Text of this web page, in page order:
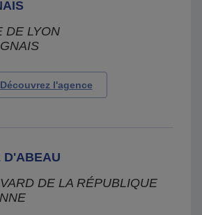
DE LYON
Découvrez l'agence
D'ABEAU
DE LA RÉPUBLIQUE